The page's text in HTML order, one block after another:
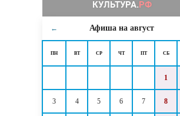
← Афиша на август
ПН ВТ СР ЧТ ПТ СБ
1
3 4 5 6 7 8